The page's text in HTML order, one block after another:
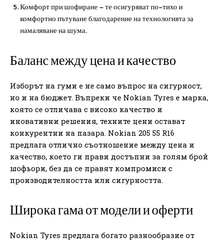
Комфорт при шофиране – те осигуряват по-тихо и
комфортно пътуване благодарение на технологията за
намаляване на шума.
Баланс между цена и качество
Изборът на гуми е не само въпрос на сигурност,
но и на бюджет. Въпреки че Nokian Tyres е марка,
която се отличава с високо качество и
иновативни решения, техните цени остават
конкурентни на пазара. Nokian 205 55 R16
предлага отлично съотношение между цена и
качество, което ги прави достъпни за голям брой
шофьори, без да се правят компромиси с
производителността или сигурността.
Широка гама от модели и оферти
Nokian Tyres предлага богато разнообразие от